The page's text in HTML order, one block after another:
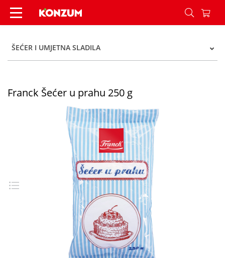
Franck Šećer u prahu 250 g - Konzum
ŠEĆER I UMJETNA SLADILA
Franck Šećer u prahu 250 g